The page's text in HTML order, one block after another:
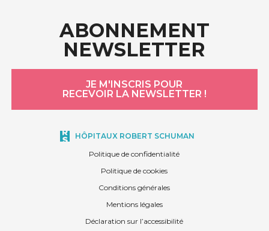
ABONNEMENT
NEWSLETTER
JE M'INSCRIS POUR
RECEVOIR LA NEWSLETTER !
HÔPITAUX ROBERT SCHUMAN
Politique de confidentialité
Politique de cookies
Conditions générales
Mentions légales
Déclaration sur l’accessibilité